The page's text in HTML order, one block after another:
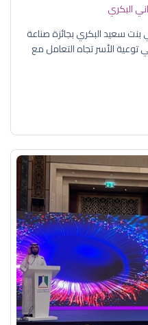
البكري
سعيد البكري بجائزة صناعة
توعية الأسر تجاه التعامل مع